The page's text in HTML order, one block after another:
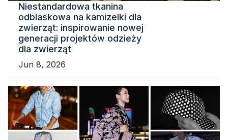
Niestandardowa tkanina
odblaskowa na kamizelki dla
zwierząt: inspirowanie nowej
generacji projektów odzieży
dla zwierząt
Jun 8, 2026